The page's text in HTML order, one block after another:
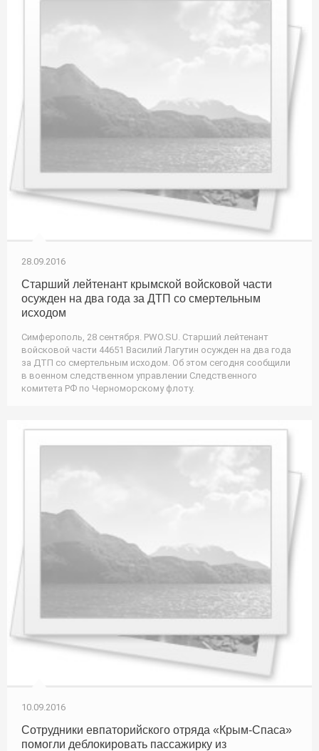
28.09.2016
Старший лейтенант крымской войсковой части
осужден на два года за ДТП со смертельным
исходом
Симферополь, 28 сентября. PWO.SU. Старший лейтенант
войсковой части 44651 Василий Лагутин осужден на два года
за ДТП со смертельным исходом. Об этом сегодня сообщили
в военном следственном управлении Следственного
комитета РФ по Черноморскому флоту.
10.09.2016
Сотрудники евпаторийского отряда «Крым-Спаса»
помогли деблокировать пассажирку из